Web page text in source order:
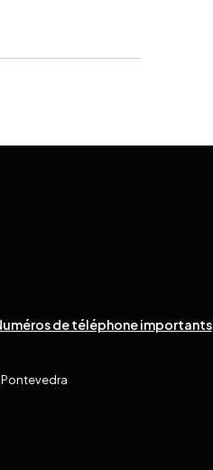
de téléphone importants
Pontevedra